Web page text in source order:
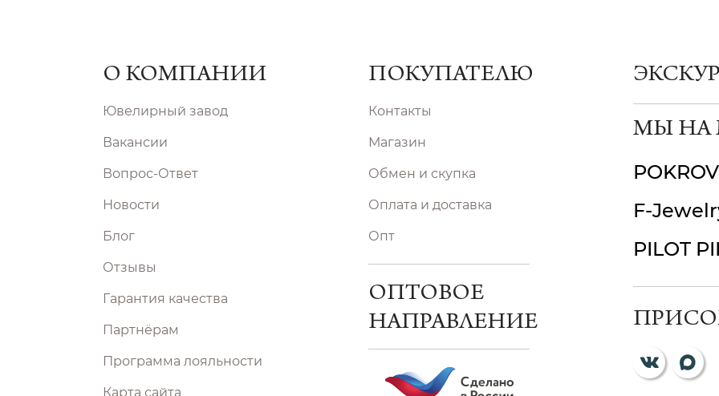
О КОМПАНИИ
Ювелирный завод
Вакансии
Вопрос-Ответ
Новости
Блог
Отзывы
Гарантия качества
Партнёрам
Программа лояльности
Карта сайта
ПОКУПАТЕЛЮ
Контакты
Магазин
Обмен и скупка
Оплата и доставка
Опт
ОПТОВОЕ
НАПРАВЛЕНИЕ
МЫ НА
F-
PILOT